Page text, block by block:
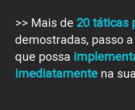
>> Mais de 20 táticas
demostradas, passo
que possa
imediatamente na